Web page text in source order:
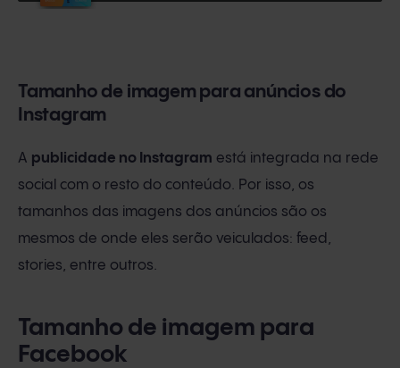
Tamanho de imagem para anúncios do
Instagram
A publicidade no Instagram está integrada na rede
social com o resto do conteúdo. Por isso, os
tamanhos das imagens dos anúncios são os
mesmos de onde eles serão veiculados: feed,
stories, entre outros.
Tamanho de imagem para
Facebook